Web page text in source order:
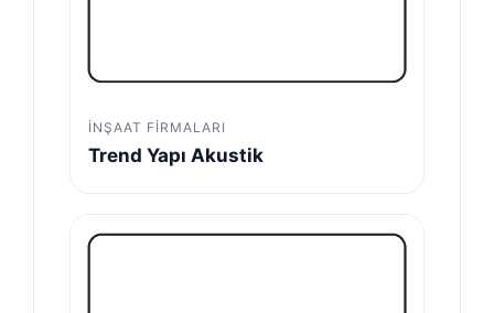
İNŞAAT FIRMALARI
Trend Yapı Akustik